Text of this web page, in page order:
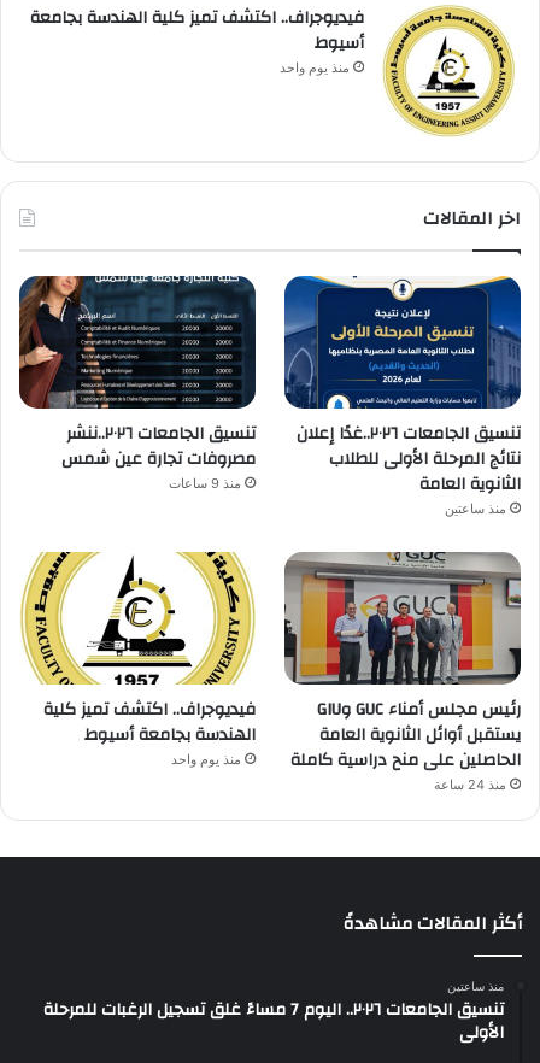
فيديوجراف.. اكتشف تميز كلية الهندسة بجامعة
أسيوط
منذ يوم واحد
اخر المقالات
تنسيق الجامعات ٢٠٢٦..غدًا إعلان
نتائج المرحلة الأولى للطلاب
الثانوية العامة
منذ ساعتين
تنسيق الجامعات ٢٠٢٦..ننشر
مصروفات تجارة عين شمس
منذ 9 ساعات
رئيس مجلس أمناء GUC وGIU
يستقبل أوائل الثانوية العامة
الحاصلين على منح دراسية كاملة
منذ 24 ساعة
فيديوجراف.. اكتشف تميز كلية
الهندسة بجامعة أسيوط
منذ يوم واحد
أكثر المقالات مشاهدةً
منذ ساعتين
تنسيق الجامعات ٢٠٢٦.. اليوم 7 مساءً غلق تسجيل الرغبات للمرحلة
الأولى